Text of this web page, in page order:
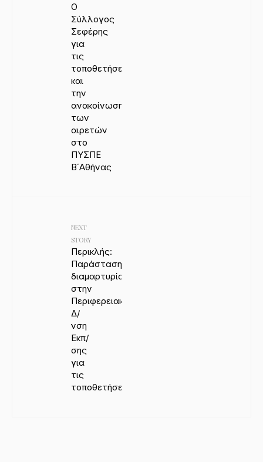
Ο
Σύλλογος
Σεφέρης
για
τις
τοποθετήσεις
και
την
ανακοίνωση
των
αιρετών
στο
ΠΥΣΠΕ
Β΄Αθήνας
NEXT
STORY
Περικλής:
Παράσταση
διαμαρτυρίας
στην
Περιφερειακή
Δ/
νση
Εκπ/
σης
για
τις
τοποθετήσεις